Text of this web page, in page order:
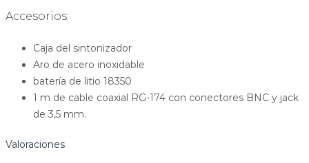
Accesorios:
Caja del sintonizador
Aro de acero inoxidable
batería de litio 18350
1 m de cable coaxial RG-174 con conectores BNC y jack
de 3,5 mm.
Valoraciones